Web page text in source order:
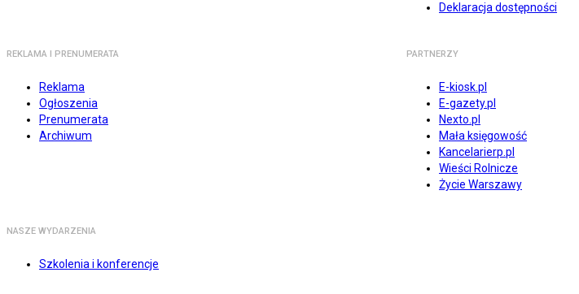
Deklaracja dostępności
REKLAMA I PRENUMERATA
Reklama
Ogłoszenia
Prenumerata
Archiwum
PARTNERZY
E-kiosk.pl
E-gazety.pl
Nexto.pl
Mała księgowość
Kancelarierp.pl
Wieści Rolnicze
Życie Warszawy
NASZE WYDARZENIA
Szkolenia i konferencje